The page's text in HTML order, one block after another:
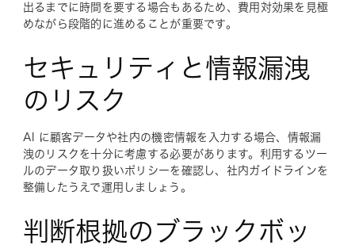
出るまでに時間を要する場合もあるため、費用対効果を見極
めながら段階的に進めることが重要です。
セキュリティと情報漏洩
のリスク
AI に顧客データや社内の機密情報を入力する場合、情報漏
洩のリスクを十分に考慮する必要があります。利用するツー
ルのデータ取り扱いポリシーを確認し、社内ガイドラインを
整備したうえで運用しましょう。
判断根拠のブラックボッ